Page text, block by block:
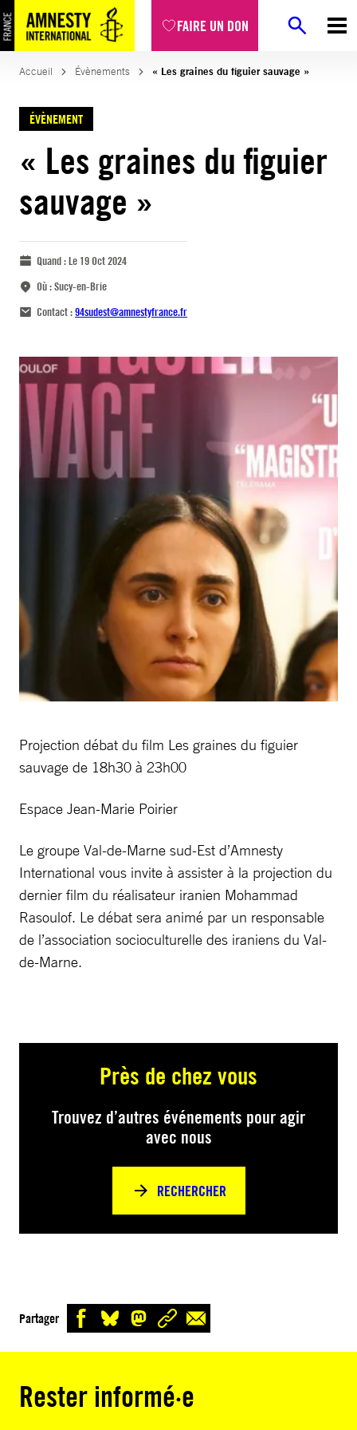
FAIRE UN DON
Accueil Évènements « Les graines du figuier sauvage »
ÉVÈNEMENT
« Les graines du figuier
sauvage »
Quand :Le 19 Oct 2024
Où :Sucy-en-Brie
Contact :94sudest@amnestyfrance.fr
Projection débat du film Les graines du figuier
sauvage de 18h30 à 23h00
Espace Jean-Marie Poirier
Le groupe Val-de-Marne sud-Est d’Amnesty
International vous invite à assister à la projection du
dernier film du réalisateur iranien Mohammad
Rasoulof. Le débat sera animé par un responsable
de l’association socioculturelle des iraniens du Val-
de-Marne.
Près de chez vous
Trouvez d’autres événements pour agir
avec nous
RECHERCHER
Partager
Rester informé·e